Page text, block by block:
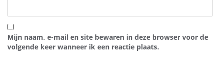
Mijn naam, e-mail en site bewaren in deze browser voor de
volgende keer wanneer ik een reactie plaats.